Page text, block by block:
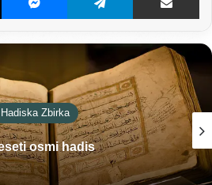
Hadiska Zbirka
osmi hadis